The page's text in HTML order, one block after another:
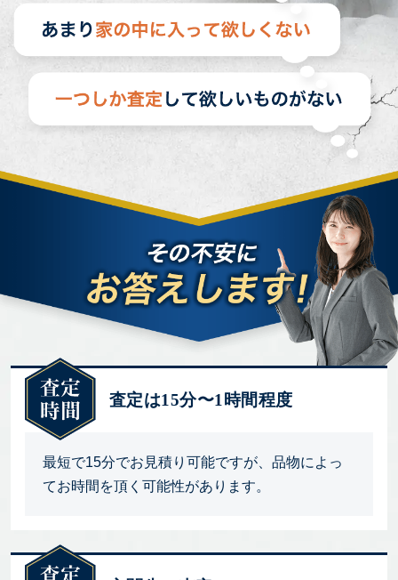
査定は15分〜1時間程度
最短で15分でお見積り可能ですが、品物によっ
てお時間を頂く可能性があります。